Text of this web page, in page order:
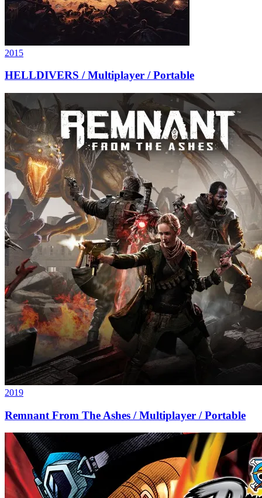
2015
HELLDIVERS / Multiplayer / Portable
2019
Remnant From The Ashes / Multiplayer / Portable